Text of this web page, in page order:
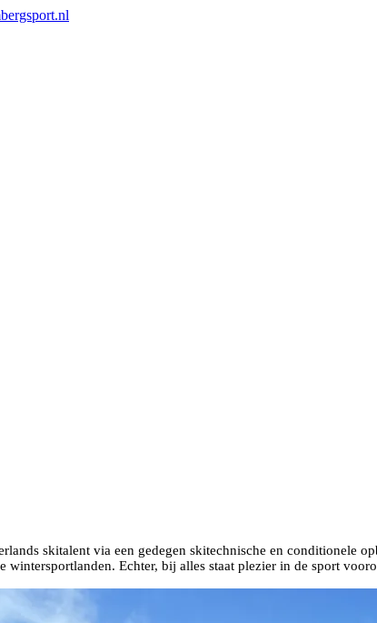
bergsport.nl
skitalent via een gedegen skitechnische en conditionele
wintersportlanden. Echter, bij alles staat plezier in de sport